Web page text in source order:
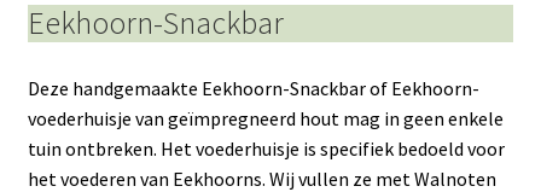
Eekhoorn-Snackbar
Deze handgemaakte Eekhoorn-Snackbar of Eekhoorn-
voederhuisje van geïmpregneerd hout mag in geen enkele
tuin ontbreken. Het voederhuisje is specifiek bedoeld voor
het voederen van Eekhoorns. Wij vullen ze met Walnoten